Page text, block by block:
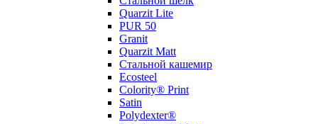
Quarzit Lite
PUR 50
Granit
Quarzit Matt
Стальной кашемир
Ecosteel
Colority® Print
Satin
Polydexter®